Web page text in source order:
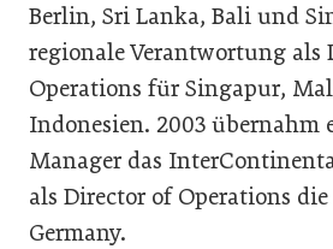
Berlin, Sri Lanka, Bali und
regionale Verantwortung als
Operations für Singapur,
Indonesien. 2003 übernahm
Manager das
als Director of Operations
Germany.